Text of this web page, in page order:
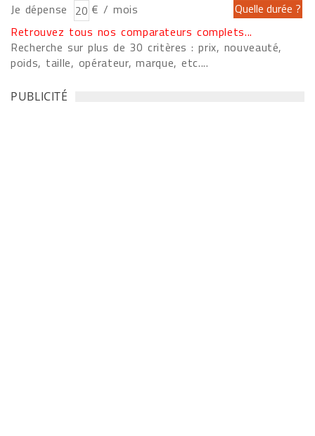
Je dépense
€ / mois
Retrouvez tous nos comparateurs complets...
Recherche sur plus de 30 critères : prix, nouveauté,
poids, taille, opérateur, marque, etc....
PUBLICITÉ